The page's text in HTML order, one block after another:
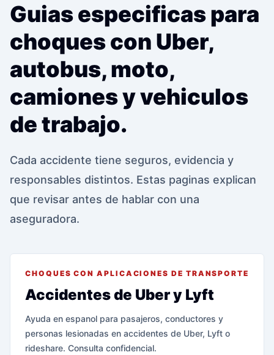
Guias especificas para
choques con Uber,
autobus, moto,
camiones y vehiculos
de trabajo.
Cada accidente tiene seguros, evidencia y
responsables distintos. Estas paginas explican
que revisar antes de hablar con una
aseguradora.
CHOQUES CON APLICACIONES DE TRANSPORTE
Accidentes de Uber y Lyft
Ayuda en espanol para pasajeros, conductores y
personas lesionadas en accidentes de Uber, Lyft o
rideshare. Consulta confidencial.